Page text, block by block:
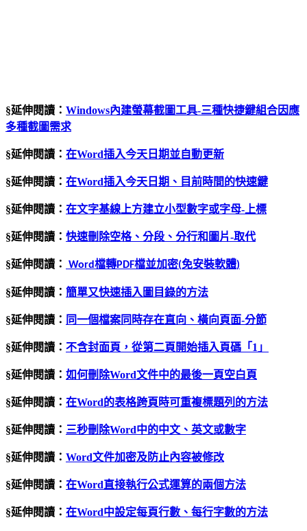
§延伸閱讀： Windows內建螢幕截圖工具-三種快捷鍵組合因應
多種截圖需求
§延伸閱讀： 在Word插入今天日期並自動更新
§延伸閱讀： 在Word插入今天日期、目前時間的快速鍵
§延伸閱讀： 在文字基線上方建立小型數字或字母- 上標
§延伸閱讀： 快速刪除空格、分段、分行和圖片-取代
§延伸閱讀： Word檔轉PDF檔並加密(免安裝軟體)
§延伸閱讀： 簡單又快速插入圖目錄的方法
§延伸閱讀： 同一個檔案同時存在直向、橫向頁面-分節
§延伸閱讀： 不含封面頁，從第二頁開始插入頁碼「 1 」
§延伸閱讀： 如何刪除Word文件中的最後一頁空白頁
§延伸閱讀： 在Word的表格跨頁時可重複標題列的方法
§延伸閱讀： 三秒刪除Word中的中文、英文或數字
§延伸閱讀： Word文件加密及防止內容被修改
§延伸閱讀： 在Word直接執行公式運算的兩個方法
§延伸閱讀： 在Word中設定每頁行數、每行字數的方法